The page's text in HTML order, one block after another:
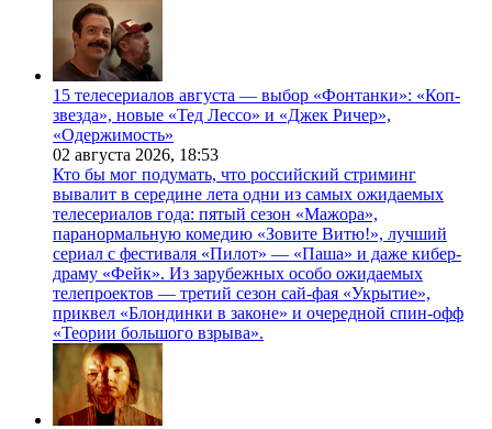
15 телесериалов августа — выбор «Фонтанки»: «Коп-
звезда», новые «Тед Лессо» и «Джек Ричер»,
«Одержимость»
02 августа 2026, 18:53
Кто бы мог подумать, что российский стриминг
вывалит в середине лета одни из самых ожидаемых
телесериалов года: пятый сезон «Мажора»,
паранормальную комедию «Зовите Витю!», лучший
сериал с фестиваля «Пилот» — «Паша» и даже кибер-
драму «Фейк». Из зарубежных особо ожидаемых
телепроектов — третий сезон сай-фая «Укрытие»,
приквел «Блондинки в законе» и очередной спин-офф
«Теории большого взрыва».